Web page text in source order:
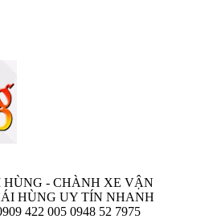
- CHÀNH XE VẬN
HÙNG UY TÍN NHANH
422 005 0948 52 7975